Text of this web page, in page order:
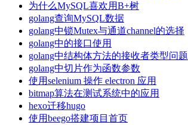
为什么MySQL喜欢用B+树
golang查询MySQL数据
golang中锁Mutex与通道channel的选择
golang中的接口使用
golang中结构体方法的接收者类型问题
golang中切片作为函数参数
使用selenium 操作 electron 应用
bitmap算法在测试系统中的应用
hexo迁移hugo
使用beego搭建项目首页